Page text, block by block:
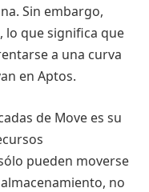
Sin embargo,
lo que significa que
a una curva
en Aptos.
de Move es su
pueden moverse
no